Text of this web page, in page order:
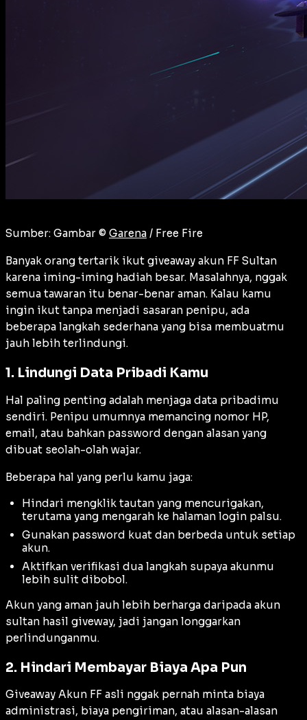
Sumber: Gambar © Garena / Free Fire
Banyak orang tertarik ikut giveaway akun FF Sultan
karena iming-iming hadiah besar. Masalahnya, nggak
semua tawaran itu benar-benar aman. Kalau kamu
ingin ikut tanpa menjadi sasaran penipu, ada
beberapa langkah sederhana yang bisa membuatmu
jauh lebih terlindungi.
1. Lindungi Data Pribadi Kamu
Hal paling penting adalah menjaga data pribadimu
sendiri. Penipu umumnya memancing nomor HP,
email, atau bahkan password dengan alasan yang
dibuat seolah-olah wajar.
Beberapa hal yang perlu kamu jaga:
Hindari mengklik tautan yang mencurigakan,
terutama yang mengarah ke halaman login palsu.
Gunakan password kuat dan berbeda untuk setiap
akun.
Aktifkan verifikasi dua langkah supaya akunmu
lebih sulit dibobol.
Akun yang aman jauh lebih berharga daripada akun
sultan hasil giveway, jadi jangan longgarkan
perlindunganmu.
2. Hindari Membayar Biaya Apa Pun
Giveaway Akun FF asli nggak pernah minta biaya
administrasi, biaya pengiriman, atau alasan-alasan